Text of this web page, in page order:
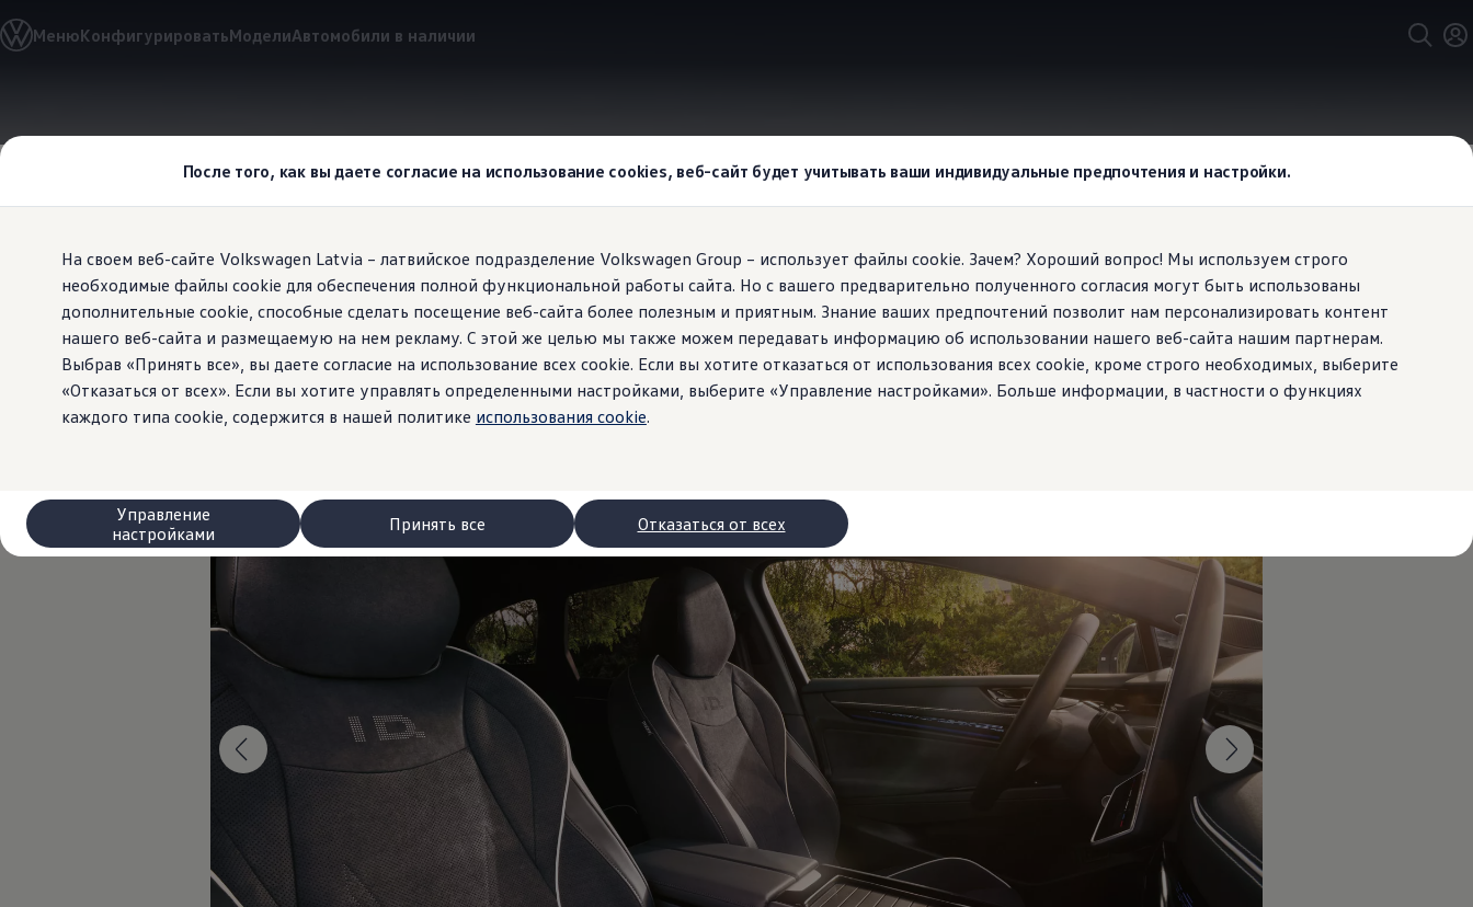
После того, как вы даете согласие на использование cookies, веб-сайт будет учитывать ваши индивидуальные предпочтения и настройки.
На своем веб-сайте Volkswagen Latvia – латвийское подразделение Volkswagen Group – использует файлы cookie. Зачем? Хороший вопрос! Мы используем строго
необходимые файлы cookie для обеспечения полной функциональной работы сайта. Но с вашего предварительно полученного согласия могут быть использованы
дополнительные cookie, способные сделать посещение веб-сайта более полезным и приятным. Знание ваших предпочтений позволит нам персонализировать контент
нашего веб-сайта и размещаемую на нем рекламу. С этой же целью мы также можем передавать информацию об использовании нашего веб-сайта нашим партнерам.
Выбрав «Принять все», вы даете согласие на использование всех cookie. Если вы хотите отказаться от использования всех cookie, кроме строго необходимых, выберите
«Отказаться от всех». Если вы хотите управлять определенными настройками, выберите «Управление настройками». Больше информации, в частности о функциях
каждого типа cookie, содержится в нашей политике использования cookie.
Принять все Отказаться от всех
Управление
настройками
основному
нижнему
МенюКонфигурироватьМоделиАвтомобили в наличии
Выбери свой Volkswagen
Модельный ряд
Автомобильный онлайн-магазин Volkswagen
Лизинг Volkswagen
Взаимодействие в сети простыми словами
VW Connect
Активация
Все службы
VW Connect для Вашего ID.
Обновления (Upgrades)
Car-Net
App-Connect
Fleet Interface Data
Сервис и запчасти
Преимущества Volkswagen
Техобслуживание
Ремонт и проверки
Моторное масло и технические жидкости
Помощь при авариях и поломках
Обслуживание автомобилей
Защита кузова и салона
Персонализация
Настенная зарядная станция и кабели для зарядки
Важная информация для клиентов
Переработка и возврат продукции
Кампании по отзыву автомобилей
Предупредительные и контрольные индикаторы
Обновления программного обеспечения
Обновления программного обеспечения для автомобилей с двигателями внутреннего сгорания
Электронное руководство
Сиденье ergoActive Premium с программами массажа и динамическим кондиционированием воздуха
Путешествуйте более расслабленно
благодаря повышенномукомфорту сидений